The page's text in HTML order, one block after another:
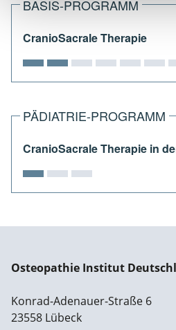
BASIS-PROGRAMM
CranioSacrale Therapie
PÄDIATRIE-PROGRAMM
CranioSacrale Therapie in
Osteopathie Institut
Konrad-Adenauer-Straße 6
23558 Lübeck